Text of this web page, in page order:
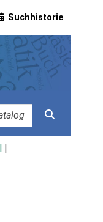
Suchhistorie